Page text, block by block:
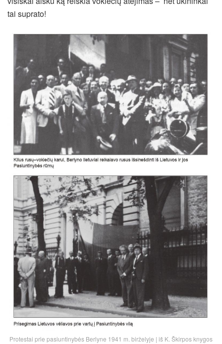
tai suprato!
Protestai prie pasiuntinybės Berlyne 1941 m. birželyje | iš K. Škirpos knygos